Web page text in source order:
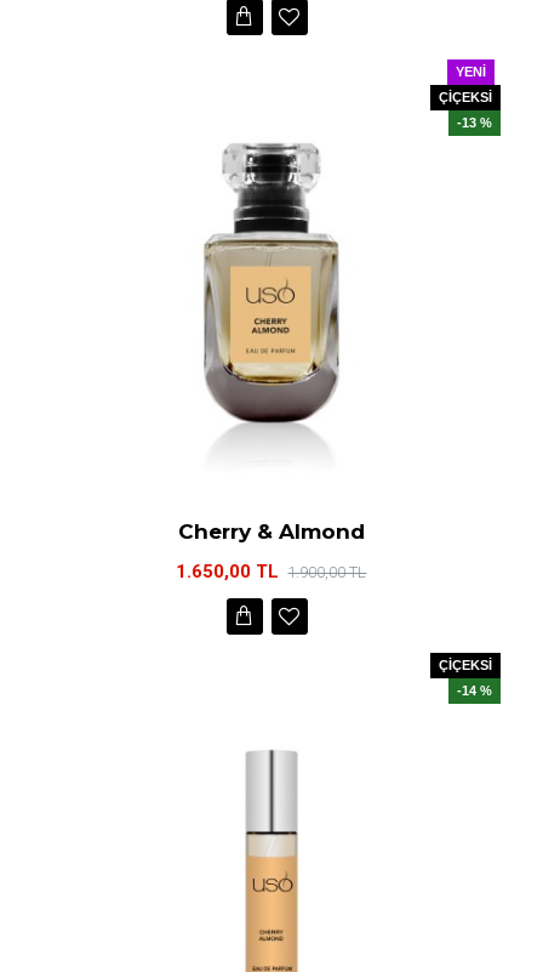
YENI
ÇİÇEKSİ
-13 %
Cherry & Almond
1.650,00 TL 1.900,00 TL
ÇİÇEKSİ
-14 %